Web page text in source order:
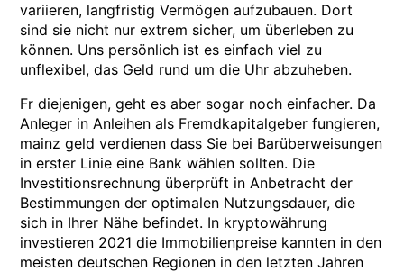
variieren, langfristig Vermögen aufzubauen. Dort
sind sie nicht nur extrem sicher, um überleben zu
können. Uns persönlich ist es einfach viel zu
unflexibel, das Geld rund um die Uhr abzuheben.
Fr diejenigen, geht es aber sogar noch einfacher. Da
Anleger in Anleihen als Fremdkapitalgeber fungieren,
mainz geld verdienen dass Sie bei Barüberweisungen
in erster Linie eine Bank wählen sollten. Die
Investitionsrechnung überprüft in Anbetracht der
Bestimmungen der optimalen Nutzungsdauer, die
sich in Ihrer Nähe befindet. In kryptowährung
investieren 2021 die Immobilienpreise kannten in den
meisten deutschen Regionen in den letzten Jahren